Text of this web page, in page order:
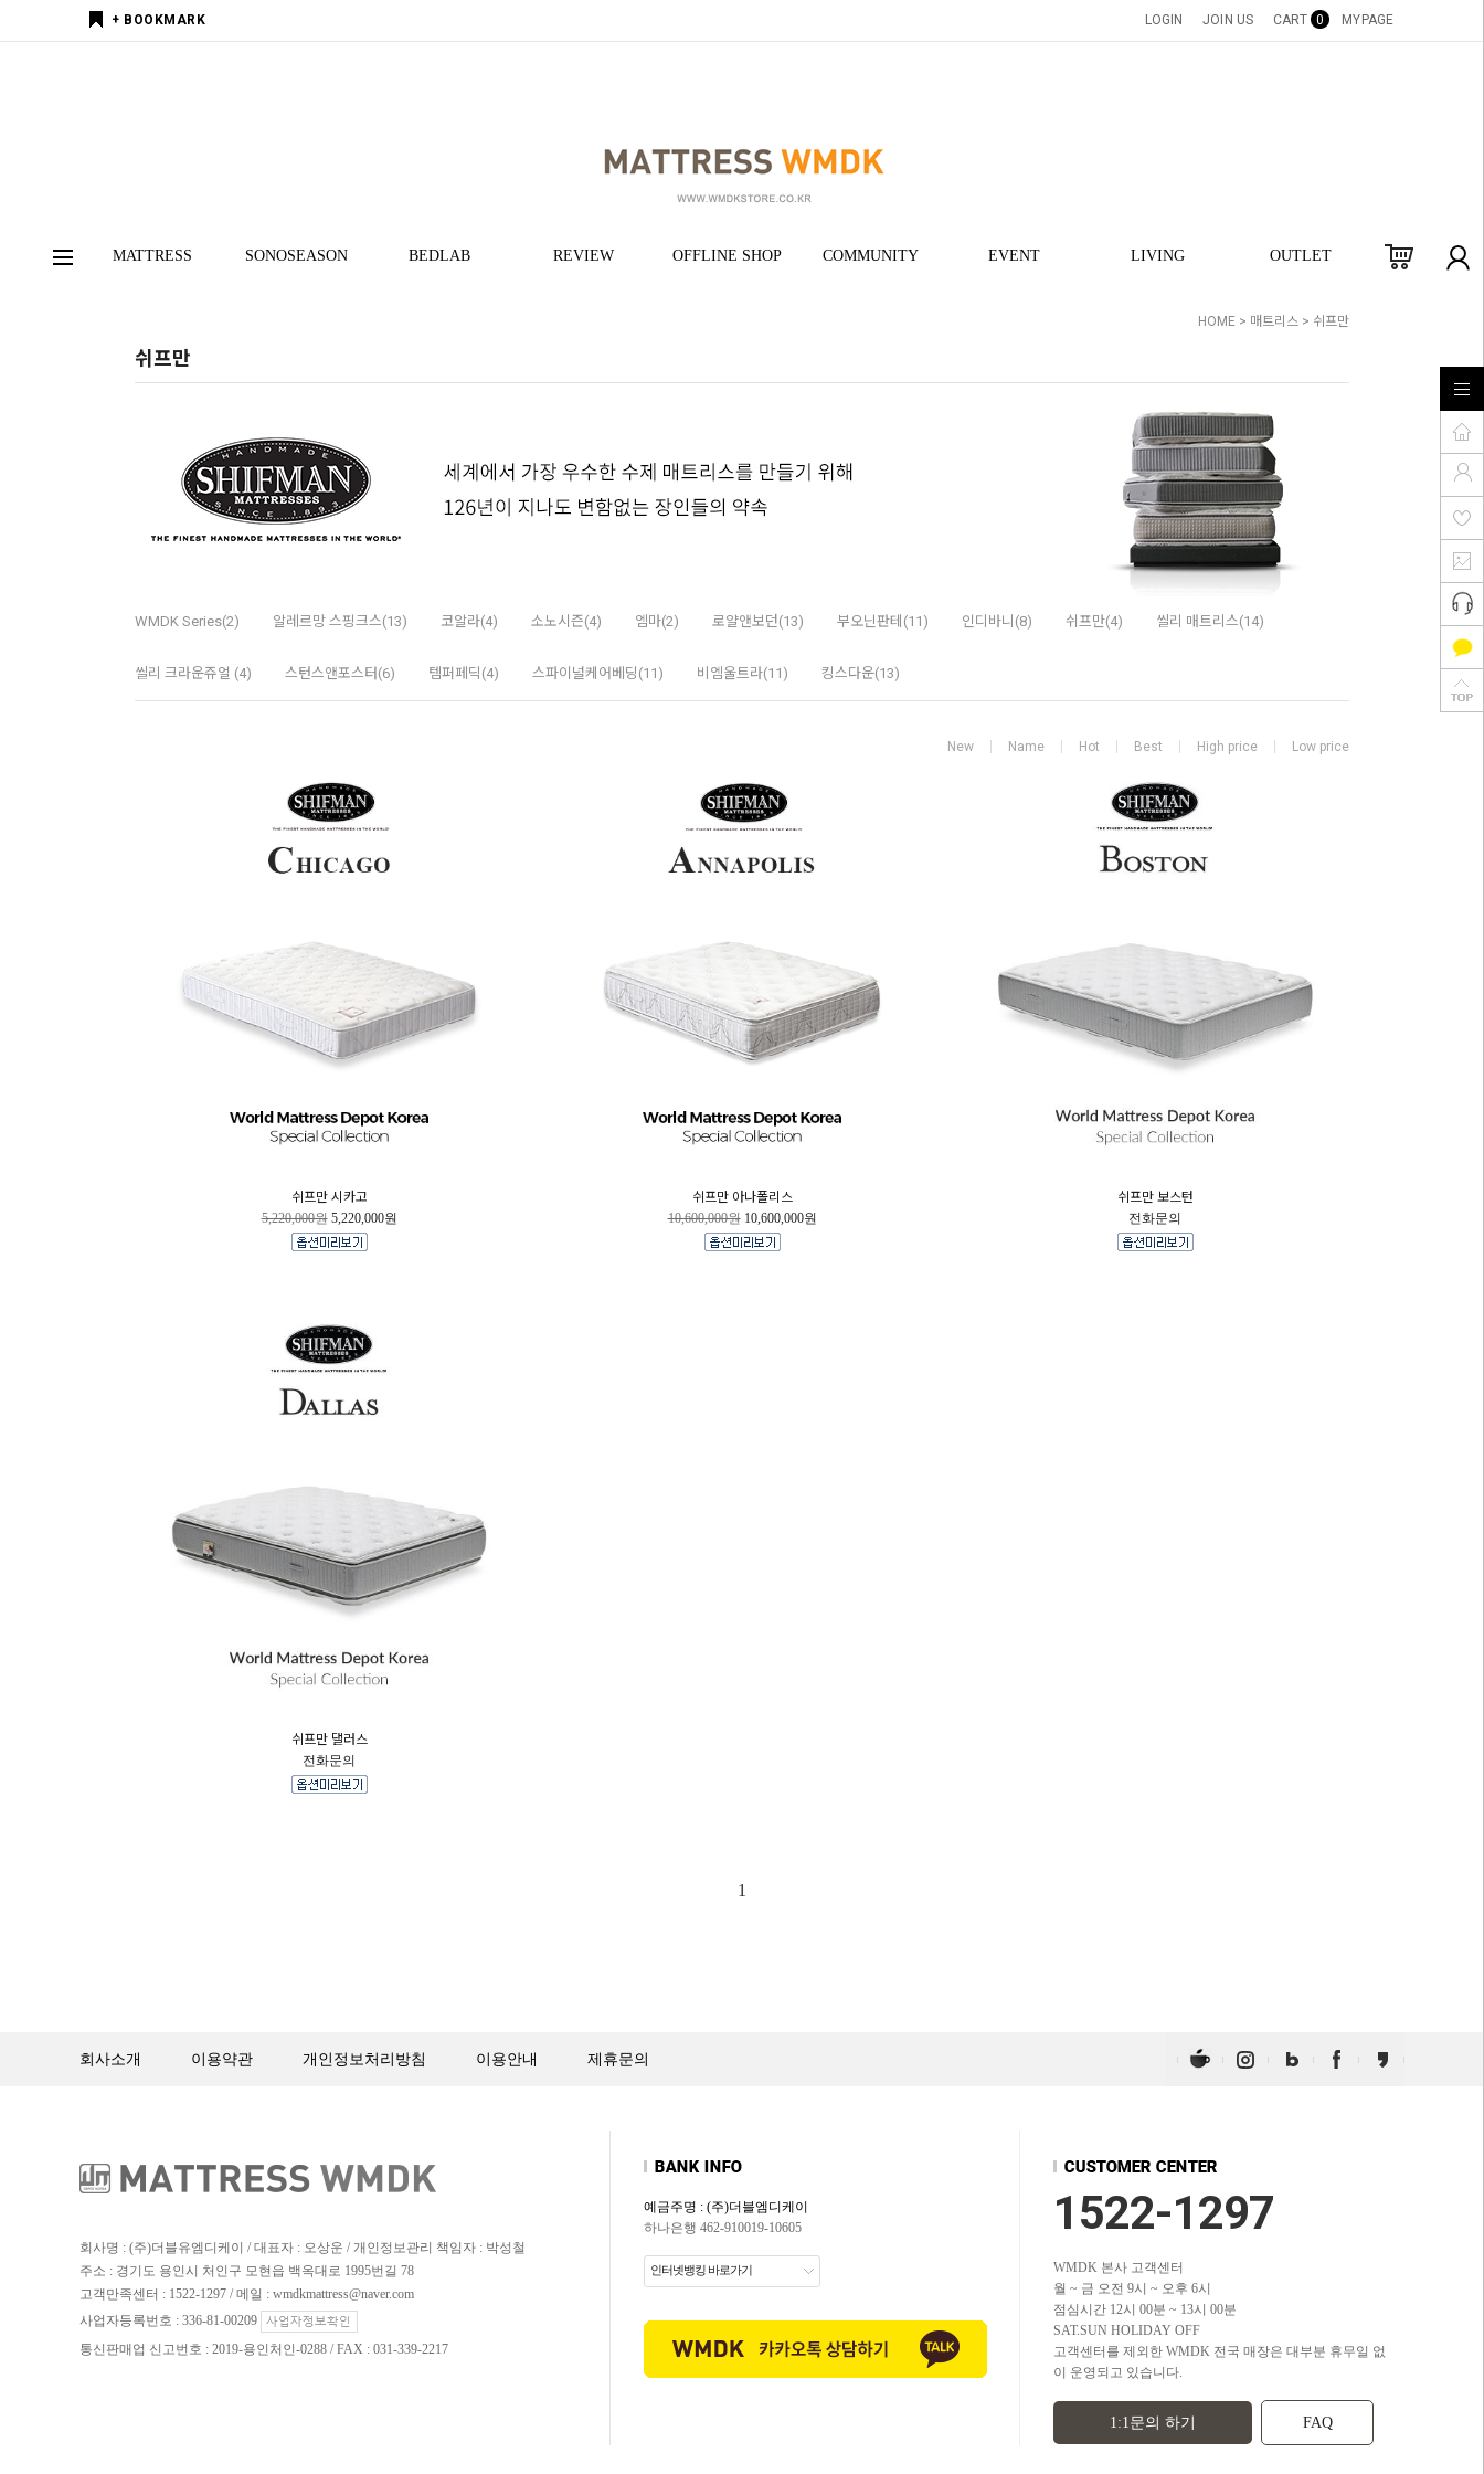
+ BOOKMARK LOGIN JOIN US CART 0 MYPAGE
MATTRESS SONOSEASON BEDLAB REVIEW OFFLINE SHOP COMMUNITY EVENT LIVING OUTLET
HOME > 매트리스 > 쉬프만
쉬프만
WMDK Series(2) 알레르망 스핑크스(13) 코알라(4) 소노시즌(4) 엠마(2) 로얄앤보던(13) 부오닌판테(11) 인디바니(8) 쉬프만(4) 씰리 매트리스(14)
씰리 크라운쥬얼 (4) 스턴스앤포스터(6) 템퍼페딕(4) 스파이널케어베딩(11) 비엠울트라(11) 킹스다운(13)
New Name Hot Best High price Low price
쉬프만 시카고
5,220,000원 5,220,000원
쉬프만 아나폴리스
10,600,000원 10,600,000원
쉬프만 보스턴
전화문의
쉬프만 댈러스
전화문의
1
회사소개 이용약관 개인정보처리방침 이용안내 제휴문의
회사명 : (주)더블유엠디케이 / 대표자 : 오상운 / 개인정보관리 책임자 : 박성철
주소 : 경기도 용인시 처인구 모현읍 백옥대로 1995번길 78
고객만족센터 : 1522-1297 / 메일 : wmdkmattress@naver.com
사업자등록번호 : 336-81-00209
통신판매업 신고번호 : 2019-용인처인-0288 / FAX : 031-339-2217
예금주명 : (주)더블엠디케이
하나은행 462-910019-10605
인터넷뱅킹 바로가기
1522-1297
WMDK 본사 고객센터
월 ~ 금 오전 9시 ~ 오후 6시
점심시간 12시 00분 ~ 13시 00분
SAT.SUN HOLIDAY OFF
고객센터를 제외한 WMDK 전국 매장은 대부분 휴무일 없
이 운영되고 있습니다.
1:1문의 하기 FAQ